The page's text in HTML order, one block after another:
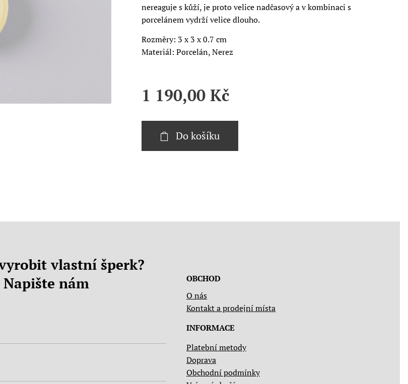
nereaguje s kůží, je proto velice nadčasový a v kombinaci s
porcelánem vydrží velice dlouho.
Rozměry: 3 x 3 x 0.7 cm
Materiál: Porcelán, Nerez
1 190,00 Kč
Do košíku
vlastní šperk?
Napište nám
OBCHOD
O nás
Kontakt a prodejní místa
INFORMACE
Platební metody
Doprava
Obchodní podmínky